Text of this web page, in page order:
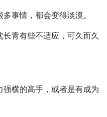
事情，都会变得淡漠。
青有些不适应，可久而久
横的高手，或者是有成为